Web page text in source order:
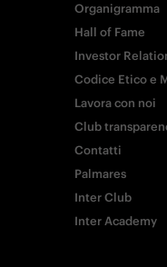
Organigramma
Hall of Fame
Investor
Codice Etico e
Lavora con noi
Club
Contatti
Palmares
Inter Club
Inter Academy